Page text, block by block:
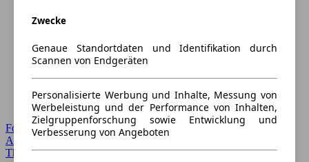
Forum Startseite
Alle Auto-Foren
Themen-Forum
Zwecke
Genaue Standortdaten und Identifikation durch
Scannen von Endgeräten
Personalisierte Werbung und Inhalte, Messung von
Werbeleistung und der Performance von Inhalten,
Zielgruppenforschung sowie Entwicklung und
Verbesserung von Angeboten